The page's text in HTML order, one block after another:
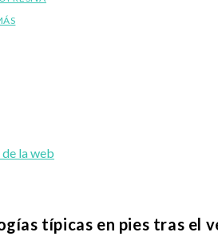
la web
típicas en pies tras el